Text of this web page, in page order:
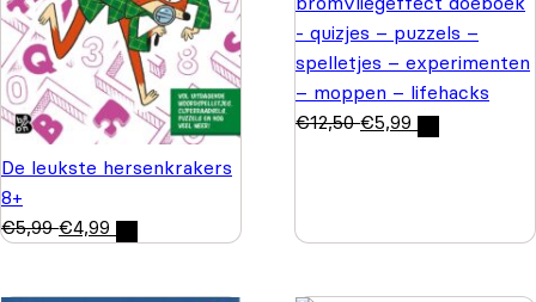
De leukste hersenkrakers
8+
€5,99 €4,99
- quizjes – puzzels –
spelletjes – experimenten
– moppen – lifehacks
€12,50 €5,99